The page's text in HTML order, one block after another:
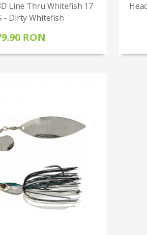
Line Thru Whitefish 17
- Dirty Whitefish
RON